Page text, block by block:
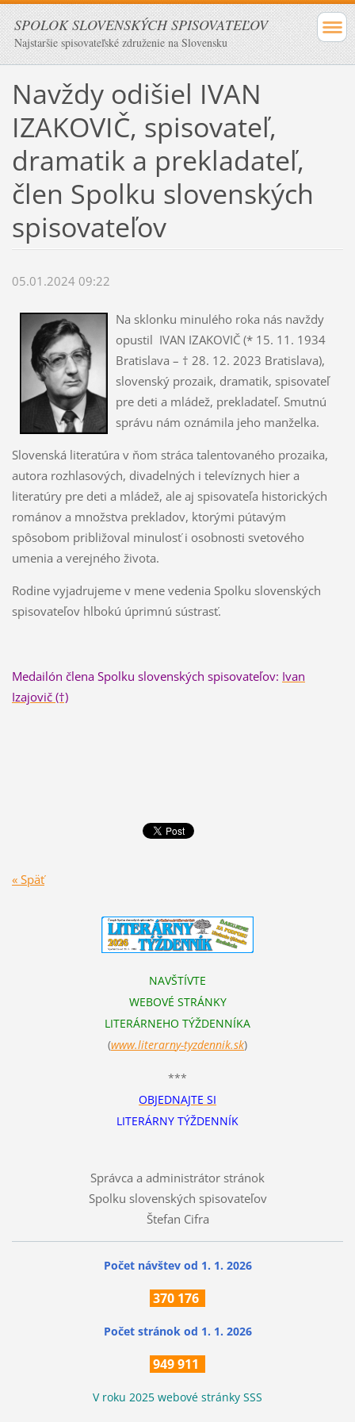
SPOLOK SLOVENSKÝCH SPISOVATEĽOV
Najstaršie spisovateľské združenie na Slovensku
Navždy odišiel IVAN
IZAKOVIČ, spisovateľ,
dramatik a prekladateľ,
člen Spolku slovenských
spisovateľov
05.01.2024 09:22
Na sklonku minulého roka nás navždy
opustil IVAN IZAKOVIČ (* 15. 11. 1934
Bratislava – † 28. 12. 2023 Bratislava),
slovenský prozaik, dramatik, spisovateľ
pre deti a mládež, prekladateľ. Smutnú
správu nám oznámila jeho manželka.
Slovenská literatúra v ňom stráca talentovaného prozaika,
autora rozhlasových, divadelných i televíznych hier a
literatúry pre deti a mládež, ale aj spisovateľa historických
románov a množstva prekladov, ktorými pútavým
spôsobom približoval minulosť i osobnosti svetového
umenia a verejného života.
Rodine vyjadrujeme v mene vedenia Spolku slovenských
spisovateľov hlbokú úprimnú sústrasť.
Medailón člena Spolku slovenských spisovateľov: Ivan
Izajovič (†)
« Späť
NAVŠTÍVTE
WEBOVÉ STRÁNKY
LITERÁRNEHO TÝŽDENNÍKA
(www.literarny-tyzdennik.sk)
***
OBJEDNAJTE SI
LITERÁRNY TÝŽDENNÍK
Správca a administrátor stránok
Spolku slovenských spisovateľov
Štefan Cifra
Počet návštev od 1. 1. 2026
370 176
Počet stránok od 1. 1. 2026
949 911
V roku 2025 webové stránky SSS